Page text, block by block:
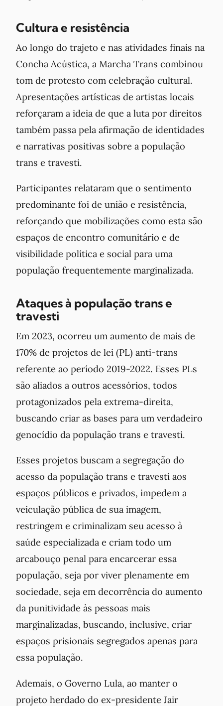
Cultura e resistência
Ao longo do trajeto e nas atividades finais na
Concha Acústica, a Marcha Trans combinou
tom de protesto com celebração cultural.
Apresentações artísticas de artistas locais
reforçaram a ideia de que a luta por direitos
também passa pela afirmação de identidades
e narrativas positivas sobre a população
trans e travesti.
Participantes relataram que o sentimento
predominante foi de união e resistência,
reforçando que mobilizações como esta são
espaços de encontro comunitário e de
visibilidade política e social para uma
população frequentemente marginalizada.
Ataques à população trans e
travesti
Em 2023, ocorreu um aumento de mais de
170% de projetos de lei (PL) anti-trans
referente ao período 2019-2022. Esses PLs
são aliados a outros acessórios, todos
protagonizados pela extrema-direita,
buscando criar as bases para um verdadeiro
genocídio da população trans e travesti.
Esses projetos buscam a segregação do
acesso da população trans e travesti aos
espaços públicos e privados, impedem a
veiculação pública de sua imagem,
restringem e criminalizam seu acesso à
saúde especializada e criam todo um
arcabouço penal para encarcerar essa
população, seja por viver plenamente em
sociedade, seja em decorrência do aumento
da punitividade às pessoas mais
marginalizadas, buscando, inclusive, criar
espaços prisionais segregados apenas para
essa população.
Ademais, o Governo Lula, ao manter o
projeto herdado do ex-presidente Jair